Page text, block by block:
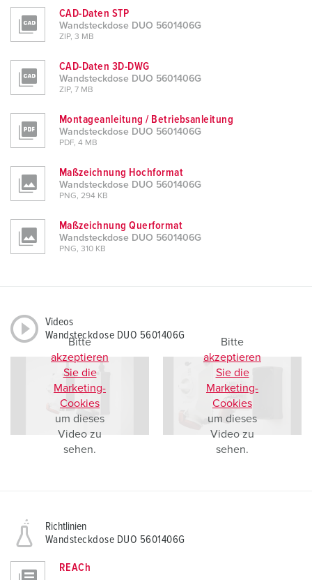
CAD-Daten STP
Wandsteckdose DUO 5601406G
ZIP, 3 MB
CAD-Daten 3D-DWG
Wandsteckdose DUO 5601406G
ZIP, 7 MB
Montageanleitung / Betriebsanleitung
Wandsteckdose DUO 5601406G
PDF, 4 MB
Maßzeichnung Hochformat
Wandsteckdose DUO 5601406G
PNG, 294 KB
Maßzeichnung Querformat
Wandsteckdose DUO 5601406G
PNG, 310 KB
Videos
Wandsteckdose DUO 5601406G
Bitte
akzeptieren
Sie die
Marketing-
Cookies
um dieses
Video zu
sehen.
Bitte
akzeptieren
Sie die
Marketing-
Cookies
um dieses
Video zu
sehen.
Richtlinien
Wandsteckdose DUO 5601406G
REACh